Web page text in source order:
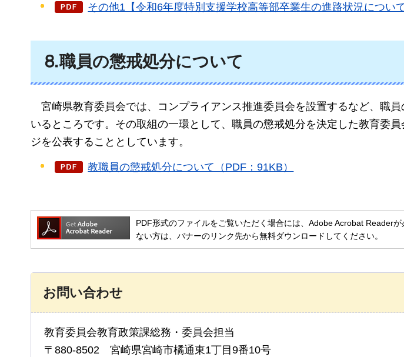
その他1【令和6年度特別支援学校高等部卒業生の進路状況につい
⒏職員の懲戒処分について
宮崎県教育委員会では、コンプライアンス推進委員会を設置するなど、職
いるところです。 その取組の一環として、職員の懲戒処分を決定した教育委
ジを公表することとしています。
教職員の懲戒処分について（PDF：91KB）
PDF形式のファイルをご覧いただく場合には、Adobe Acrobat Reader
ない方は、バナーのリンク先から無料ダウンロードしてください。
お問い合わせ
教育委員会教育政策課総務・委員会担当
〒880-8502 宮崎県宮崎市橘通東1丁目9番10号